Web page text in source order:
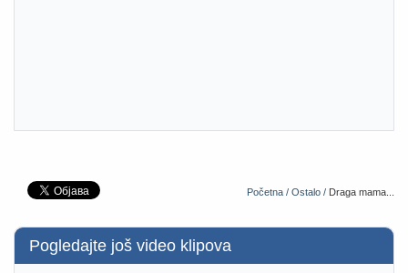
Početna / Ostalo / Draga mama...
Pogledajte još video klipova